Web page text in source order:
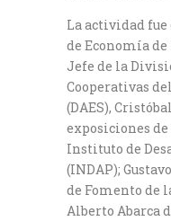
La actividad fue
de Economía
Jefe de la
Cooperativas
(DAES),
exposiciones
Instituto de
(INDAP);
de Fomento de
Alberto Abarca